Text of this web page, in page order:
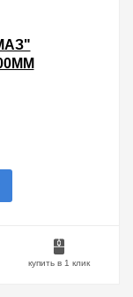
купить в 1 клик